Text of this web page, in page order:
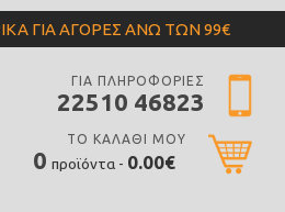
ΓΙΑ ΑΓΟΡΕΣ ΑΝΩ ΤΩΝ 99€
ΓΙΑ ΠΛΗΡΟΦΟΡΙΕΣ
22510 46823
ΤΟ ΚΑΛΑΘΙ ΜΟΥ
0 προϊόντα - 0.00€